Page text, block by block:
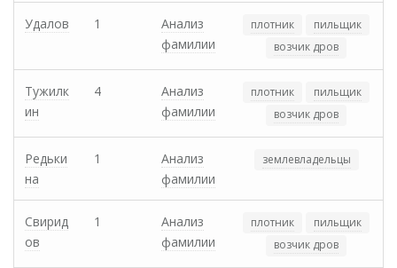
Удалов 1
Анализ
фамилии
плотник
пильщик
возчик дров
Тужилк
ин
4
Анализ
фамилии
плотник
пильщик
возчик дров
Редьки
на
1
Анализ
фамилии
землевладельцы
Свирид
ов
1
Анализ
фамилии
плотник
пильщик
возчик дров